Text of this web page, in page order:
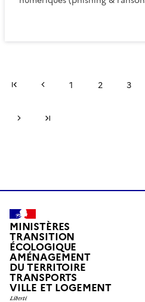
Première pagePage précédente
1 2 3
Page suivante
MINISTÈRES
TRANSITION
ÉCOLOGIQUE
AMÉNAGEMENT
DU TERRITOIRE
TRANSPORTS
VILLE ET LOGEMENT